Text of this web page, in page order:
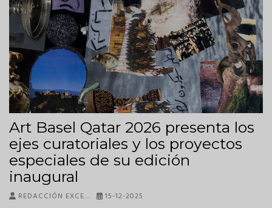
Art Basel Qatar 2026 presenta los
ejes curatoriales y los proyectos
especiales de su edición
inaugural
REDACCIÓN EXCE… 15-12-2025